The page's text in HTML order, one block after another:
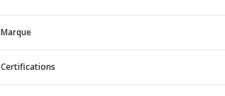
Marque
Voir les produits
Certifications